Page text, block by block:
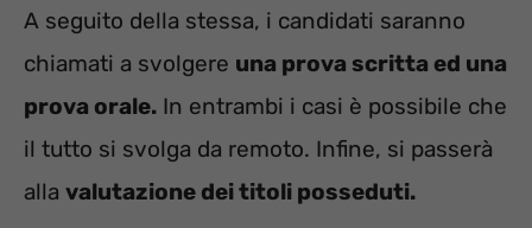
A seguito della stessa, i candidati saranno
chiamati a svolgere una prova scritta ed una
prova orale. In entrambi i casi è possibile che
il tutto si svolga da remoto. Infine, si passerà
alla valutazione dei titoli posseduti.